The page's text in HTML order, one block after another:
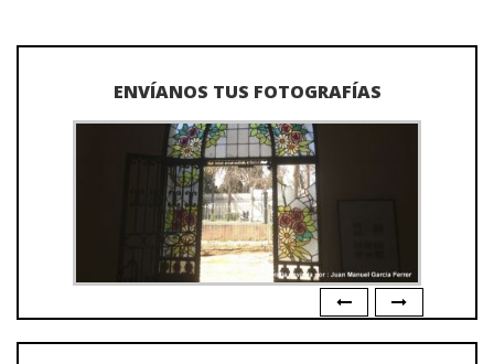
ENVÍANOS TUS FOTOGRAFÍAS